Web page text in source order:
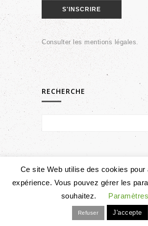
Consulter lesmentions légales.
RECHERCHE
© Copyright 2026 Perspective Habiter Le
Ce site Web utilise des cookies pour
expérience. Vous pouvez gérer les
souhaitez.
Paramètres
Refuser J'accepte